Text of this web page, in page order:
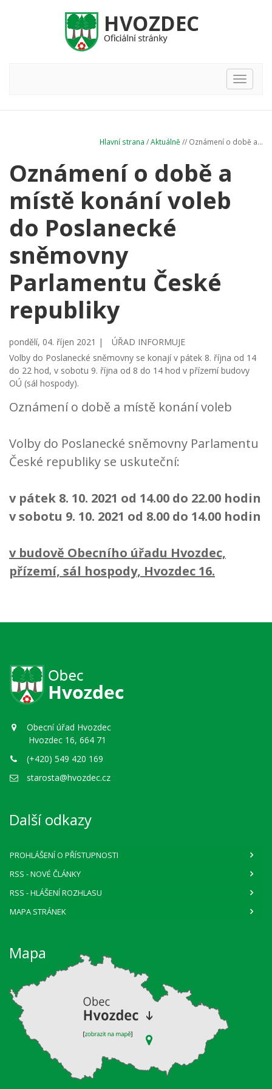
Hlavní
nabídka
Hlavní strana /Aktuálně // Oznámení o době a...
Oznámení o době a
místě konání voleb
do Poslanecké
sněmovny
Parlamentu České
republiky
pondělí, 04. říjen 2021 |
ÚŘAD INFORMUJE
Volby do Poslanecké sněmovny se konají v pátek 8. října od 14
do 22 hod, v sobotu 9. října od 8 do 14 hod v přízemí budovy
OÚ (sál hospody).
Oznámení o době a místě konání voleb
Volby do Poslanecké sněmovny Parlamentu
České republiky se uskuteční:
v pátek 8. 10. 2021 od 14.00 do 22.00 hodin
v sobotu 9. 10. 2021 od 8.00 do 14.00 hodin
v budově Obecního úřadu Hvozdec,
přízemí, sál hospody, Hvozdec 16.
Obecní úřad Hvozdec
Hvozdec 16, 664 71
(+420) 549 420 169
starosta@hvozdec.cz
Další odkazy
PROHLÁŠENÍ O PŘÍSTUPNOSTI
RSS - NOVÉ ČLÁNKY
RSS - HLÁŠENÍ ROZHLASU
MAPA STRÁNEK
Mapa